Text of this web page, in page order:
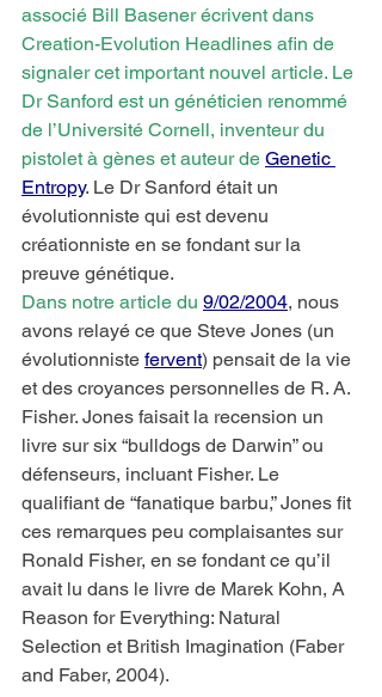
associé Bill Basener écrivent dans
Creation-Evolution Headlines afin de
signaler cet important nouvel article. Le
Dr Sanford est un généticien renommé
de l’Université Cornell, inventeur du
pistolet à gènes et auteur de Genetic
Entropy. Le Dr Sanford était un
évolutionniste qui est devenu
créationniste en se fondant sur la
preuve génétique.
Dans notre article du 9/02/2004, nous
avons relayé ce que Steve Jones (un
évolutionniste fervent) pensait de la vie
et des croyances personnelles de R. A.
Fisher. Jones faisait la recension un
livre sur six “bulldogs de Darwin” ou
défenseurs, incluant Fisher. Le
qualifiant de “fanatique barbu,” Jones fit
ces remarques peu complaisantes sur
Ronald Fisher, en se fondant ce qu’il
avait lu dans le livre de Marek Kohn, A
Reason for Everything: Natural
Selection et British Imagination (Faber
and Faber, 2004).